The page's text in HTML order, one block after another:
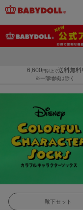
6,600 円以上で送料無料!
※一部地域は除く
靴下セット